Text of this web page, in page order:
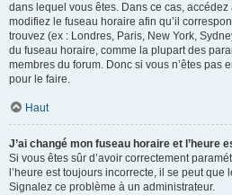
dans lequel vous êtes. Dans ce cas, accédez
modifiez le fuseau horaire afin qu’il
trouvez (ex : Londres, Paris, New York,
du fuseau horaire, comme la plupart des
membres du forum. Donc si vous n’êtes pas
pour le faire.
Haut
J’ai changé mon fuseau horaire et l’heure
Si vous êtes sûr d’avoir correctement
l’heure est toujours incorrecte, il se peut que
Signalez ce problème à un administrateur.